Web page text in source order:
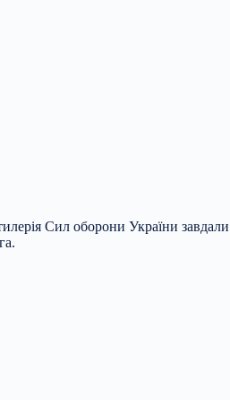
Сил оборони України завдали